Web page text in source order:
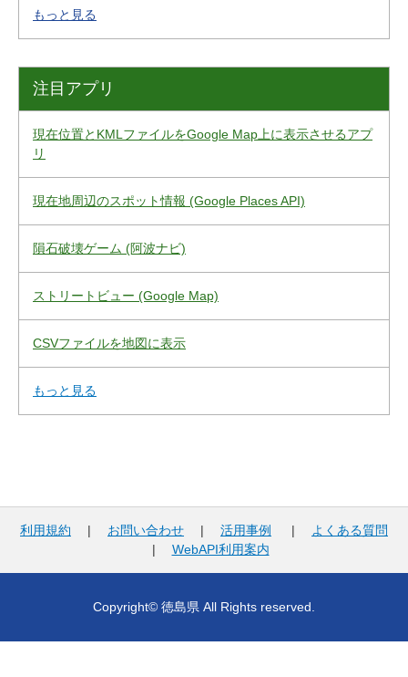
もっと見る
注目アプリ
現在位置とKMLファイルをGoogle Map上に表示させるアプ
リ
現在地周辺のスポット情報 (Google Places API)
隕石破壊ゲーム (阿波ナビ)
ストリートビュー (Google Map)
CSVファイルを地図に表示
もっと見る
利用規約 | お問い合わせ | 活用事例 |
よくある質問
| WebAPI利用案内
Copyright© 徳島県 All Rights reserved.